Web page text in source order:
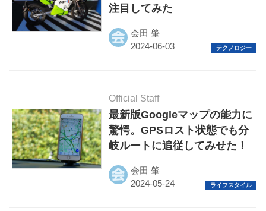
注目してみた
会田 肇
Official Staff
最新版Googleマップの能力に
驚愕。GPSロスト状態でも分
岐ルートに追従してみせた！
会田 肇